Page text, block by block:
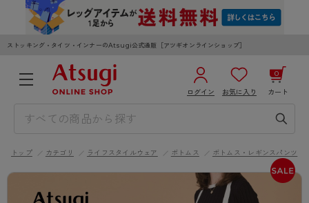
ストッキング・タイツ・インナーのAtsugi公式通販［アツギオンラインショップ］
ログイン お気に入り カート
0
カートを見る
3,980円以上のご購入で送料無料
ログイン／新規会員登録
トップ カテゴリ ライフスタイルウェア ボトムス ボトムス・レギンスパンツ